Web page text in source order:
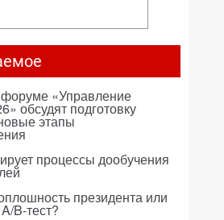
«Управление
обсудят подготовку
этапы
процессы дообучения
президента или
B-тест?